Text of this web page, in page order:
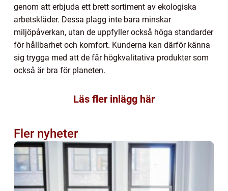
genom att erbjuda ett brett sortiment av ekologiska
arbetskläder. Dessa plagg inte bara minskar
miljöpåverkan, utan de uppfyller också höga standarder
för hållbarhet och komfort. Kunderna kan därför känna
sig trygga med att de får högkvalitativa produkter som
också är bra för planeten.
Läs fler inlägg här
Fler nyheter